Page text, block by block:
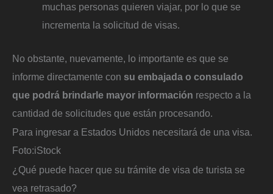
muchas personas quieren viajar, por lo que se
incrementa la solicitud de visas.
No obstante, nuevamente, lo importante es que se
informe directamente con su embajada o consulado
que podrá brindarle mayor información respecto a la
cantidad de solicitudes que están procesando.
Para ingresar a Estados Unidos necesitará de una visa.
Foto:iStock
¿Qué puede hacer que su trámite de visa de turista se
vea retrasado?